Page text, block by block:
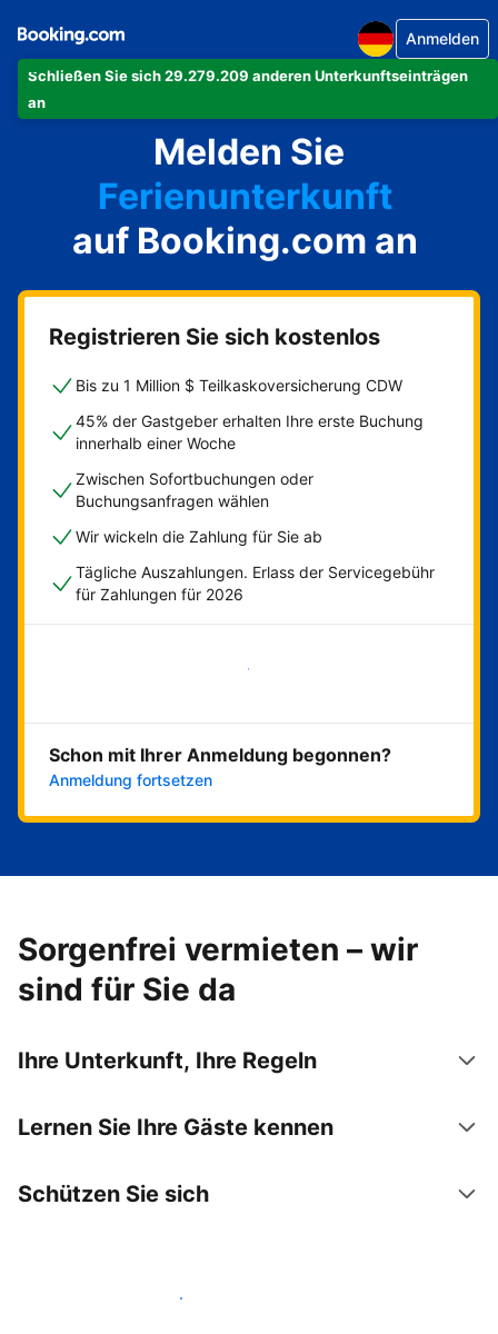
Schließen Sie sich 29.279.209 anderen Unterkunftseinträgen
an
Anmelden
Melden Sie
Ihre Ferienwohnung
Ihr Hotel
Ferienunterkunft
Ihre Pension
Ihr Bed & Breakfast
auf Booking.com an
Registrieren Sie sich kostenlos
Bis zu 1 Million $ Teilkaskoversicherung CDW
45% der Gastgeber erhalten Ihre erste Buchung
innerhalb einer Woche
Zwischen Sofortbuchungen oder
Buchungsanfragen wählen
Wir wickeln die Zahlung für Sie ab
Tägliche Auszahlungen. Erlass der Servicegebühr
für Zahlungen für 2026
Jetzt loslegen
Schon mit Ihrer Anmeldung begonnen?
Anmeldung fortsetzen
Sorgenfrei vermieten – wir
sind für Sie da
Ihre Unterkunft, Ihre Regeln
Lernen Sie Ihre Gäste kennen
Schützen Sie sich
Werden Sie noch heute Gastgeber